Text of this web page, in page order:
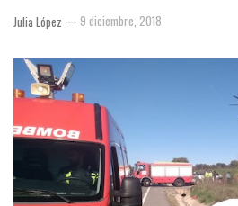
Julia López — 9 diciembre, 2018